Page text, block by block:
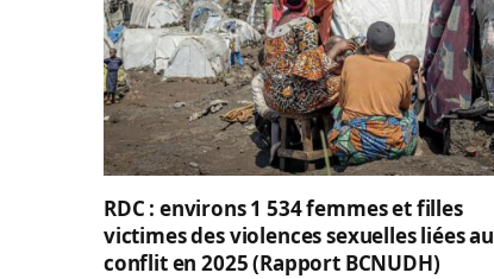
RDC : environs 1 534 femmes et filles
victimes des violences sexuelles liées au
conflit en 2025 (Rapport BCNUDH)